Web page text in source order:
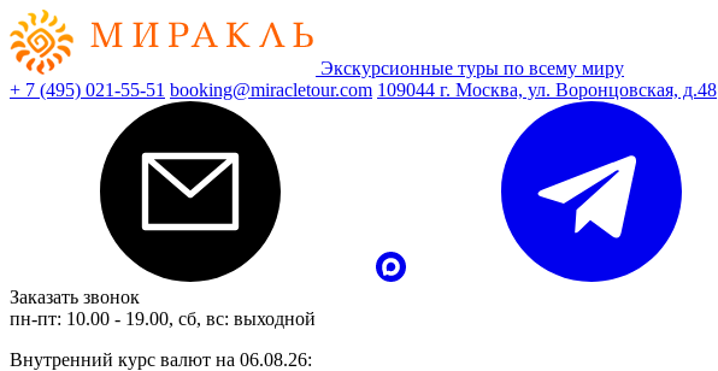
Экскурсионные туры по всему миру
+ 7 (495) 021-55-51 booking@miracletour.com 109044 г. Москва, ул. Воронцовская, д.48
Заказать звонок
пн-пт: 10.00 - 19.00, сб, вс: выходной
Внутренний курс валют на 06.08.26: